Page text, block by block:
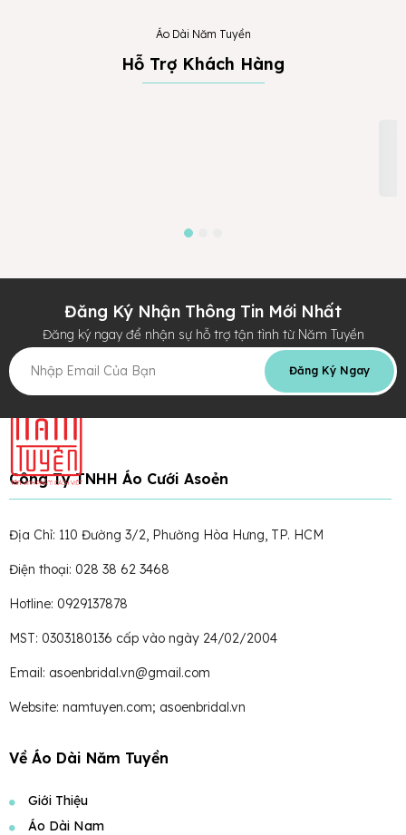
Áo Dài Năm Tuyền
Hỗ Trợ Khách Hàng
Đăng Ký Nhận Thông Tin Mới Nhất
Đăng ký ngay để nhận sự hỗ trợ tận tình từ Năm Tuyền
Đăng Ký Ngay
Công Ty TNHH Áo Cưới Asoẻn
Địa Chỉ: 110 Đường 3/2, Phường Hòa Hưng, TP. HCM
Điện thoại: 028 38 62 3468
Hotline: 0929137878
MST: 0303180136 cấp vào ngày 24/02/2004
Email: asoenbridal.vn@gmail.com
Website: namtuyen.com; asoenbridal.vn
Về Áo Dài Năm Tuyền
Giới Thiệu
Áo Dài Nam